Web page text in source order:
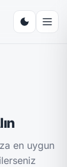
en uygun